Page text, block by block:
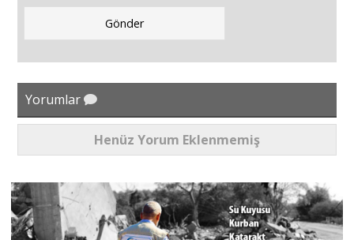
Yorumlar
Henüz Yorum Eklenmemiş